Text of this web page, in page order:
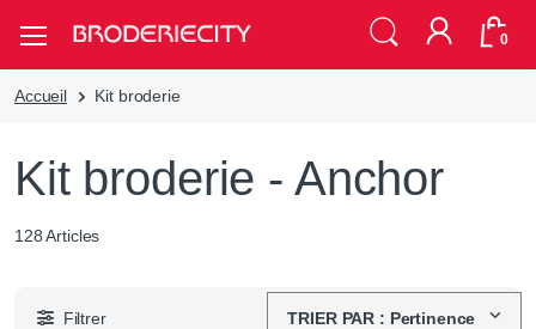
0
Accueil Kit broderie
Kit broderie - Anchor
128 Articles
Filtrer TRIER PAR : Pertinence